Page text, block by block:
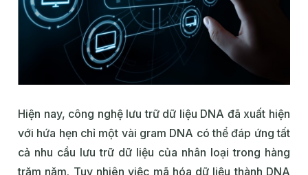
Hiện nay, công nghệ lưu trữ dữ liệu DNA đã xuất hiện
với hứa hẹn chỉ một vài gram DNA có thể đáp ứng tất
cả nhu cầu lưu trữ dữ liệu của nhân loại trong hàng
trăm năm. Tuy nhiên việc mã hóa dữ liệu thành DNA